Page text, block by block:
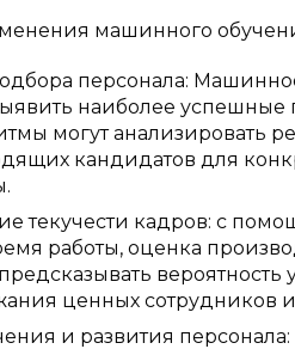
машинного
персонала:
наиболее
могут анализировать
кандидатов для
текучести кадров: с
работы, оценка
вероятность
ценных сотрудников
и развития